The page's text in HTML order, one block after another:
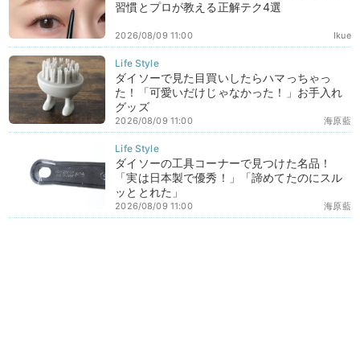
習慣とプロが教える正解テク4選
Ikue
2026/08/09 11:00
ダイソーで見た目買いしたらハマっちゃっ
た！「可愛いだけじゃなかった！」お手入れ
グッズ
海原藍
2026/08/09 11:00
ダイソーの工具コーナーで見つけた名品！
「実は日本製で優秀！」「諦めてたのにスル
ッととれた」
海原藍
2026/08/09 11:00